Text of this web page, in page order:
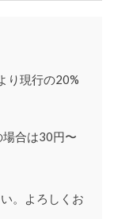
り現行の20%
合は30円〜
。よろしくお